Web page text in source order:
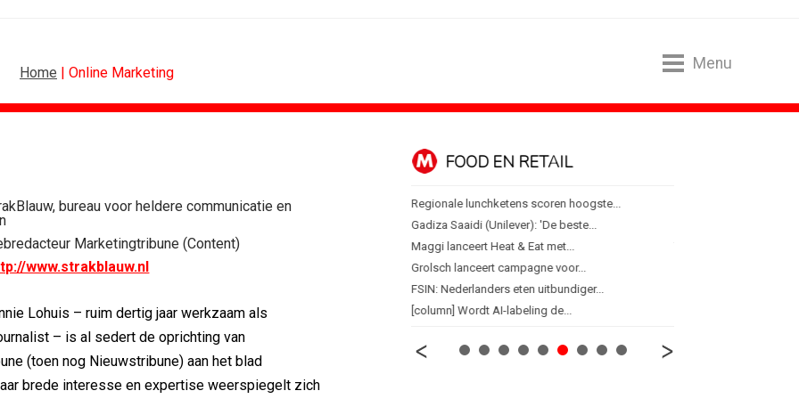
Home | Online Marketing
Menu
bureau voor heldere communicatie en
Marketingtribune (Content)
www.strakblauw.nl
Lohuis – ruim dertig jaar werkzaam als
– is al sedert de oprichting van
(toen nog Nieuwstribune) aan het blad
brede interesse en expertise weerspiegelt zich
Holland...
winnen...
Content...
Groene...
PRO bouwt identiteit rond Groene Roos
Blond Amsterdam ontwerpt...
Studenten filteren sigaret uit iconen
FOOD EN RETAIL
Regionale lunchketens scoren hoogste...
Gadiza Saaidi (Unilever): 'De beste...
Maggi lanceert Heat & Eat met...
Grolsch lanceert campagne voor...
FSIN: Nederlanders eten uitbundiger...
[column] Wordt AI-labeling de...